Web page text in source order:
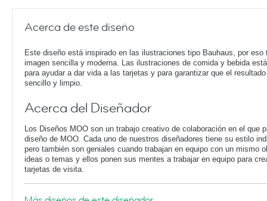
Acerca de este diseño
Este diseño está inspirado en las ilustraciones tipo Bauhaus, por eso
imagen sencilla y moderna. Las ilustraciones de comida y bebida
para ayudar a dar vida a las tarjetas y para garantizar que el
sencillo y limpio.
Acerca del Diseñador
Los Diseños MOO son un trabajo creativo de colaboración en el que
diseño de MOO. Cada uno de nuestros diseñadores tiene su estilo
pero también son geniales cuando trabajan en equipo con un mismo
ideas o temas y ellos ponen sus mentes a trabajar en equipo para
tarjetas de visita.